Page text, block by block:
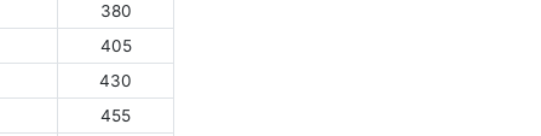
380
405
430
455